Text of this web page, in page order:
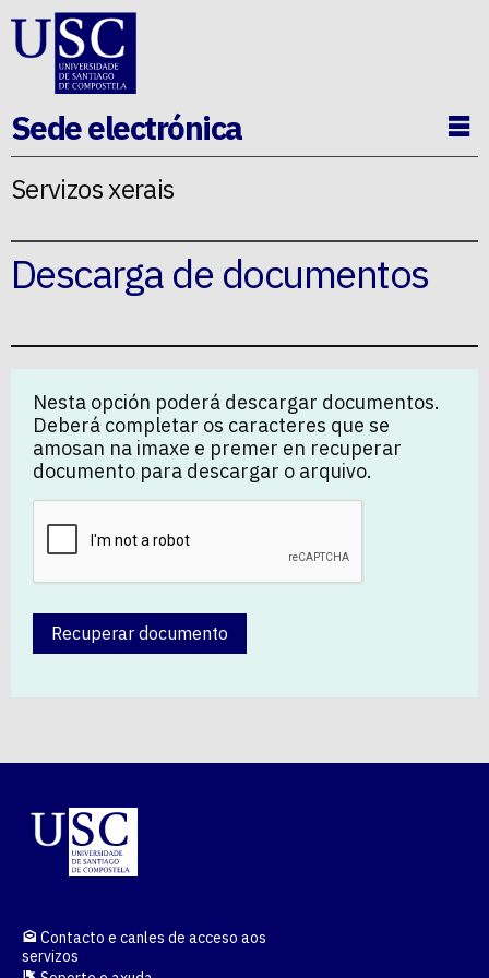
Ir ao contido da p�xina
Sede electrónica
Servizos xerais
Descarga de documentos
Nesta opción poderá descargar documentos.
Deberá completar os caracteres que se
amosan na imaxe e premer en recuperar
documento para descargar o arquivo.
Recuperar documento
Contacto e canles de acceso aos
servizos